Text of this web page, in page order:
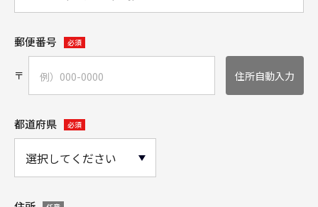
郵便番号 必須
〒 住所自動入力
都道府県 必須